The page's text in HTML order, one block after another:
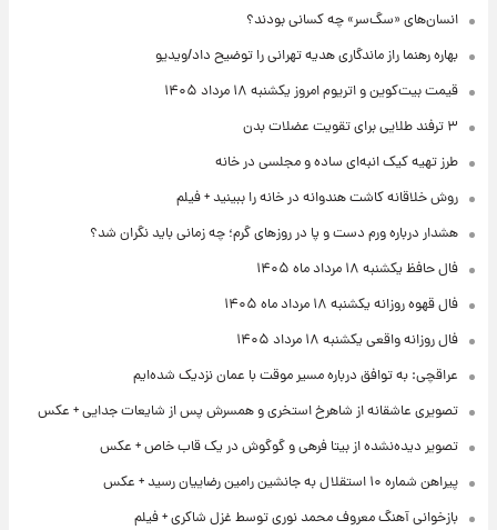
انسان‌های «سگ‌سر» چه کسانی بودند؟
بهاره رهنما راز ماندگاری هدیه تهرانی را توضیح داد/ویدیو
قیمت بیت‌کوین و اتریوم امروز یکشنبه ۱۸ مرداد ۱۴۰۵
۳ ترفند طلایی برای تقویت عضلات بدن
طرز تهیه کیک انبه‌ای ساده و مجلسی در خانه
روش خلاقانه کاشت هندوانه در خانه را ببینید + فیلم
هشدار درباره ورم دست و پا در روزهای گرم؛ چه زمانی باید نگران شد؟
فال حافظ یکشنبه ۱۸ مرداد ماه ۱۴۰۵
فال قهوه روزانه یکشنبه ۱۸ مرداد ماه ۱۴۰۵
فال روزانه واقعی یکشنبه ۱۸ مرداد ۱۴۰۵
عراقچی: به توافق درباره مسیر موقت با عمان نزدیک شده‌ایم
تصویری عاشقانه از شاهرخ استخری و همسرش پس از شایعات جدایی + عکس
تصویر دیده‌نشده از بیتا فرهی و گوگوش در یک قاب خاص + عکس
پیراهن شماره ۱۰ استقلال به جانشین رامین رضاییان رسید + عکس
بازخوانی آهنگ معروف محمد نوری توسط غزل شاکری + فیلم